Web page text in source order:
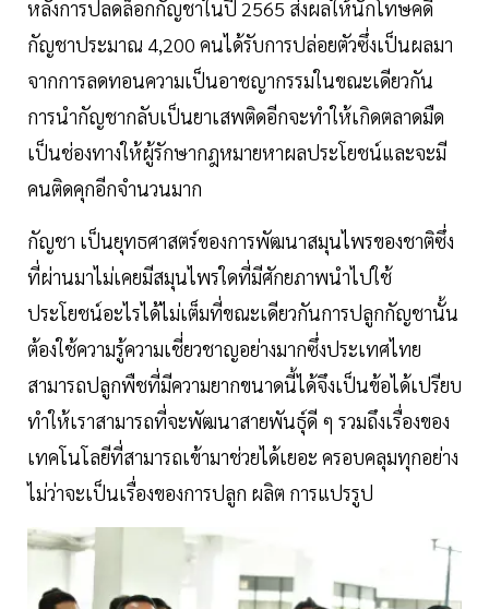
หลังการปลดล็อกกัญชาในปี 2565 ส่งผลให้นักโทษคดี
กัญชาประมาณ 4,200 คนได้รับการปล่อยตัวซึ่งเป็นผลมา
จากการลดทอนความเป็นอาชญากรรมในขณะเดียวกัน
การนำกัญชากลับเป็นยาเสพติดอีกจะทำให้เกิดตลาดมืด
เป็นช่องทางให้ผู้รักษากฎหมายหาผลประโยชน์และจะมี
คนติดคุกอีกจำนวนมาก
กัญชา เป็นยุทธศาสตร์ของการพัฒนาสมุนไพรของชาติซึ่ง
ที่ผ่านมาไม่เคยมีสมุนไพรใดที่มีศักยภาพนำไปใช้
ประโยชน์อะไรได้ไม่เต็มที่ขณะเดียวกันการปลูกกัญชานั้น
ต้องใช้ความรู้ความเชี่ยวชาญอย่างมากซึ่งประเทศไทย
สามารถปลูกพืชที่มีความยากขนาดนี้ได้จึงเป็นข้อได้เปรียบ
ทำให้เราสามารถที่จะพัฒนาสายพันธุ์ดี ๆ รวมถึงเรื่องของ
เทคโนโลยีที่สามารถเข้ามาช่วยได้เยอะ ครอบคลุมทุกอย่าง
ไม่ว่าจะเป็นเรื่องของการปลูก ผลิต การแปรรูป